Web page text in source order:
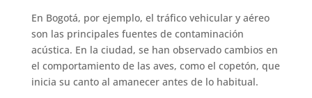
En Bogotá, por ejemplo, el tráfico vehicular y aéreo
son las principales fuentes de contaminación
acústica. En la ciudad, se han observado cambios en
el comportamiento de las aves, como el copetón, que
inicia su canto al amanecer antes de lo habitual.